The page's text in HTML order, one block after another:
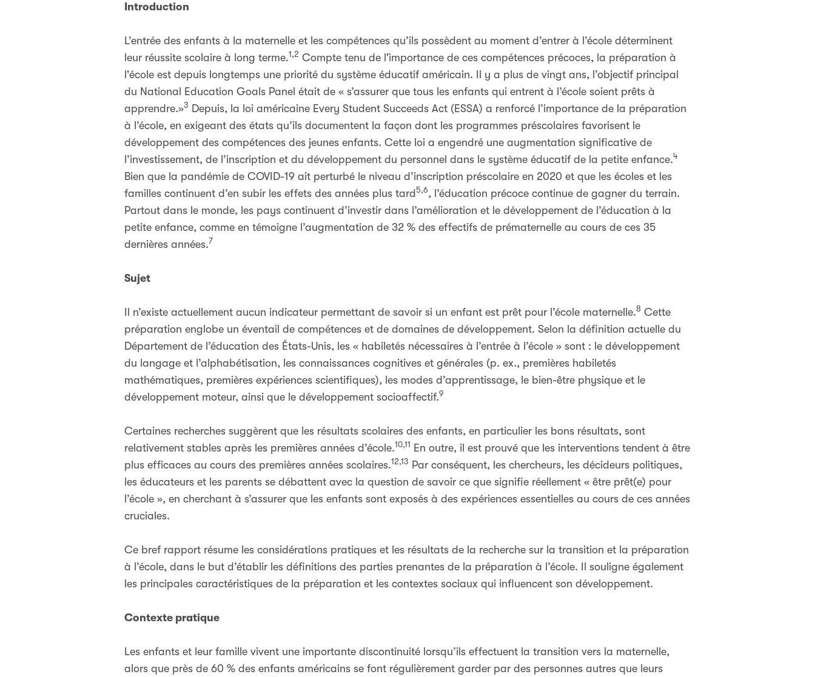
Introduction
L’entrée des enfants à la maternelle et les compétences qu’ils possèdent au moment d’entrer à l’école déterminent
leur réussite scolaire à long terme.1,2 Compte tenu de l'importance de ces compétences précoces, la préparation à
l'école est depuis longtemps une priorité du système éducatif américain. Il y a plus de vingt ans, l’objectif principal
du National Education Goals Panel était de « s’assurer que tous les enfants qui entrent à l’école soient prêts à
apprendre.»3 Depuis, la loi américaine Every Student Succeeds Act (ESSA) a renforcé l’importance de la préparation
à l’école, en exigeant des états qu’ils documentent la façon dont les programmes préscolaires favorisent le
développement des compétences des jeunes enfants. Cette loi a engendré une augmentation significative de
l’investissement, de l’inscription et du développement du personnel dans le système éducatif de la petite enfance.4
Bien que la pandémie de COVID-19 ait perturbé le niveau d’inscription préscolaire en 2020 et que les écoles et les
familles continuent d’en subir les effets des années plus tard 5,6, l’éducation précoce continue de gagner du terrain.
Partout dans le monde, les pays continuent d’investir dans l’amélioration et le développement de l’éducation à la
petite enfance, comme en témoigne l’augmentation de 32 % des effectifs de prématernelle au cours de ces 35
dernières années.7
Sujet
Il n’existe actuellement aucun indicateur permettant de savoir si un enfant est prêt pour l’école maternelle.8 Cette
préparation englobe un éventail de compétences et de domaines de développement. Selon la définition actuelle du
Département de l’éducation des États-Unis, les « habiletés nécessaires à l’entrée à l’école » sont : le développement
du langage et l’alphabétisation, les connaissances cognitives et générales (p. ex., premières habiletés
mathématiques, premières expériences scientifiques), les modes d’apprentissage, le bien-être physique et le
développement moteur, ainsi que le développement socioaffectif.9
Certaines recherches suggèrent que les résultats scolaires des enfants, en particulier les bons résultats, sont
relativement stables après les premières années d’école.10,11
En outre, il est prouvé que les interventions tendent à être
plus efficaces au cours des premières années scolaires.12,13 Par conséquent, les chercheurs, les décideurs politiques,
les éducateurs et les parents se débattent avec la question de savoir ce que signifie réellement « être prêt(e) pour
l’école », en cherchant à s’assurer que les enfants sont exposés à des expériences essentielles au cours de ces années
cruciales.
Ce bref rapport résume les considérations pratiques et les résultats de la recherche sur la transition et la préparation
à l’école, dans le but d’établir les définitions des parties prenantes de la préparation à l’école. Il souligne également
les principales caractéristiques de la préparation et les contextes sociaux qui influencent son développement.
Contexte pratique
Les enfants et leur famille vivent une importante discontinuité lorsqu’ils effectuent la transition vers la maternelle,
alors que près de 60 % des enfants américains se font régulièrement garder par des personnes autres que leurs